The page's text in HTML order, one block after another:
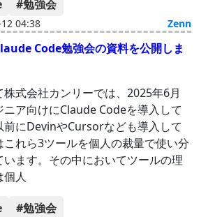
#勉強会
04:38 Zenn
Code勉強会の資料を公開しま
式会社カンリーでは、2025年6月
ア向けにClaude Codeを導入して
前にDevinやCursorなども導入して
これら3ツールを個人の裁量で使い分
います。その中においてツールの理
個人
#勉強会